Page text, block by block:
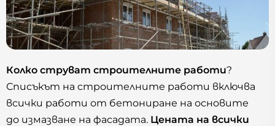
Колко струват строителните работи?
Списъкът на строителните работи включва
всички работи от бетониране на основите
до измазване на фасадата. Цената на всички